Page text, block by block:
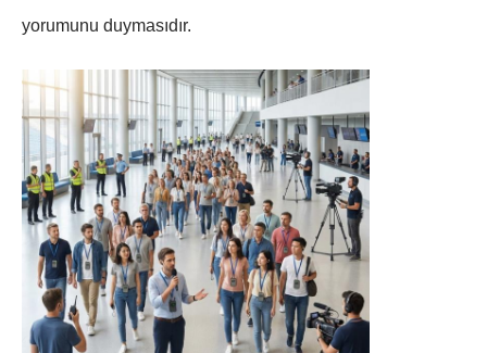
yorumunu duymasıdır.